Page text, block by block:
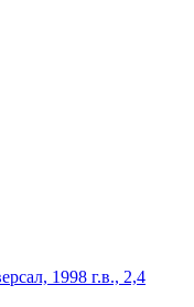
1998 г.в., 2,4